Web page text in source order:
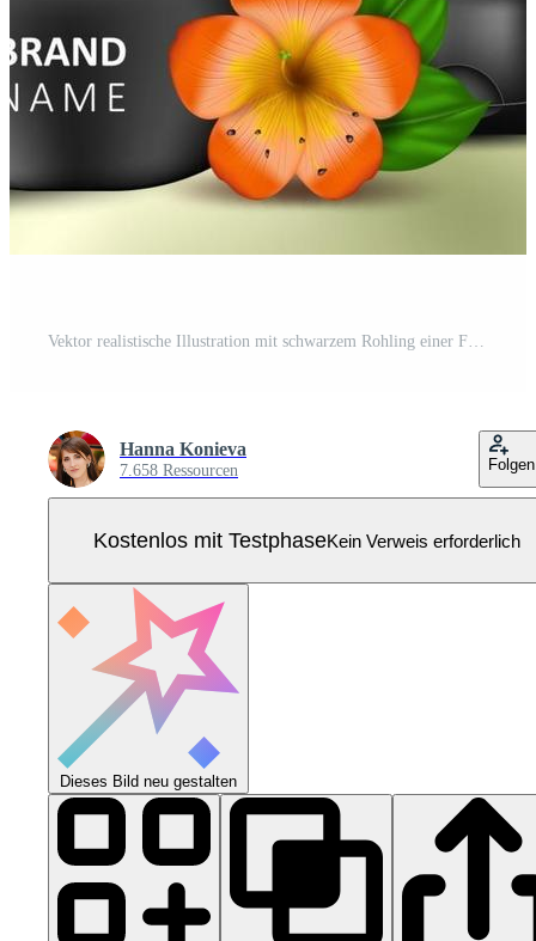
Vektor realistische Illustration mit schwarzem Rohling einer Flasche für Sahne und Gel. tropische hawaiianische Blumen frangipani. Banner für Werbung und Verkaufsförderung für kosmetische Produkte. Verwendung für Plakate, Karten Pro Vektor
Hanna Konieva
7.658 Ressourcen Folgen
Kostenlos mit TestphaseKein Verweis erforderlich
Dieses Bild neu gestalten